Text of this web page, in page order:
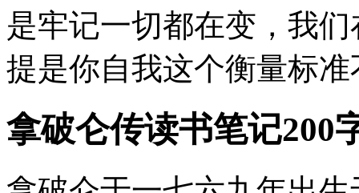
是牢记一切都在变，我
提是你自我这个衡量标
拿破仑传读书笔记200